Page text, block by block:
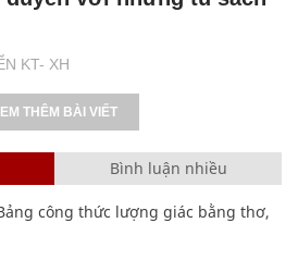
KT- XH
THÊM BÀI VIẾT
Bình luận nhiều
công thức lượng giác bằng thơ,